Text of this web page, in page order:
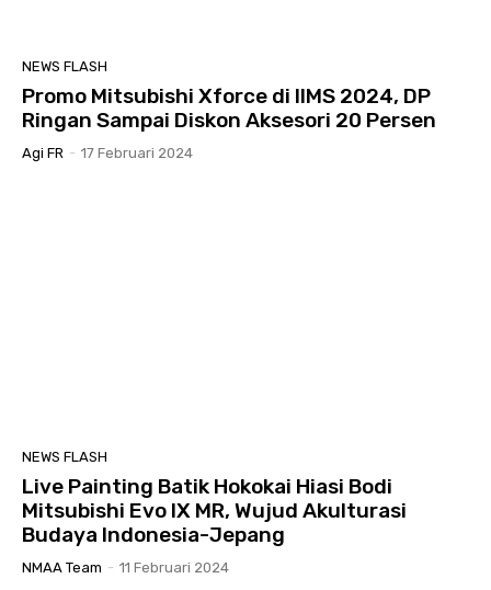
NEWS FLASH
Promo Mitsubishi Xforce di IIMS 2024, DP
Ringan Sampai Diskon Aksesori 20 Persen
Agi FR - 17 Februari 2024
NEWS FLASH
Live Painting Batik Hokokai Hiasi Bodi
Mitsubishi Evo IX MR, Wujud Akulturasi
Budaya Indonesia-Jepang
NMAA Team - 11 Februari 2024